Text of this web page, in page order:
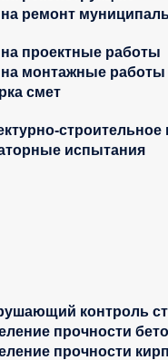
ремонт
проектные работы
монтажные работы
смет
строительное
испытания
контроль
прочности
прочности